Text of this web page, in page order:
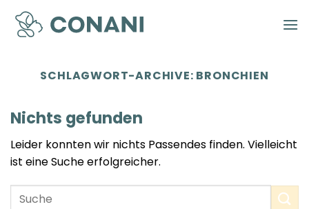
Zum
Inhalt
springen
SCHLAGWORT-ARCHIVE: BRONCHIEN
Nichts gefunden
Leider konnten wir nichts Passendes finden. Vielleicht
ist eine Suche erfolgreicher.